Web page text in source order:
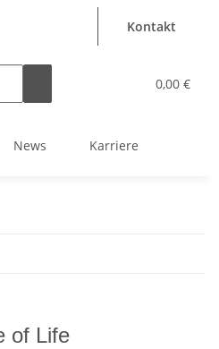
Kontakt
0,00 €
News Karriere
of Life